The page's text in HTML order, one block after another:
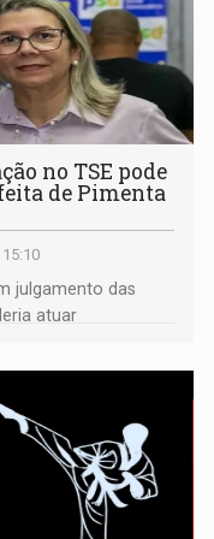
no TSE pode
de Pimenta
julgamento das
atuar